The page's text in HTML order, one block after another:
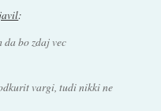
:
bo zdaj vec
vargi, tudi nikki ne